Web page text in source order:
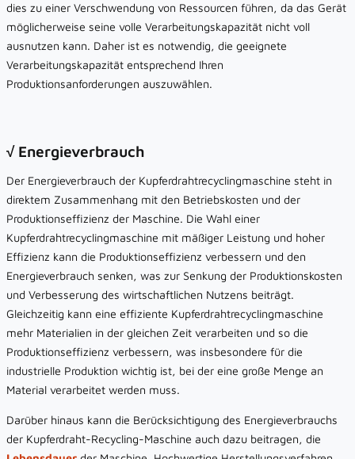
dies zu einer Verschwendung von Ressourcen führen, da das Gerät
möglicherweise seine volle Verarbeitungskapazität nicht voll
ausnutzen kann. Daher ist es notwendig, die geeignete
Verarbeitungskapazität entsprechend Ihren
Produktionsanforderungen auszuwählen.
√ Energieverbrauch
Der Energieverbrauch der Kupferdrahtrecyclingmaschine steht in
direktem Zusammenhang mit den Betriebskosten und der
Produktionseffizienz der Maschine. Die Wahl einer
Kupferdrahtrecyclingmaschine mit mäßiger Leistung und hoher
Effizienz kann die Produktionseffizienz verbessern und den
Energieverbrauch senken, was zur Senkung der Produktionskosten
und Verbesserung des wirtschaftlichen Nutzens beiträgt.
Gleichzeitig kann eine effiziente Kupferdrahtrecyclingmaschine
mehr Materialien in der gleichen Zeit verarbeiten und so die
Produktionseffizienz verbessern, was insbesondere für die
industrielle Produktion wichtig ist, bei der eine große Menge an
Material verarbeitet werden muss.
Darüber hinaus kann die Berücksichtigung des Energieverbrauchs
der Kupferdraht-Recycling-Maschine auch dazu beitragen, die